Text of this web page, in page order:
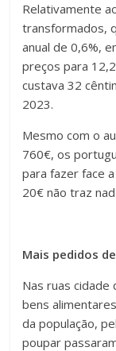
Relativamente
transformados,
anual de 0,6%,
preços para
custava 32
2023.
Mesmo com o
760€, os
para fazer face
20€ não traz
Mais pedidos
Nas ruas cidade
bens
da população,
poupar